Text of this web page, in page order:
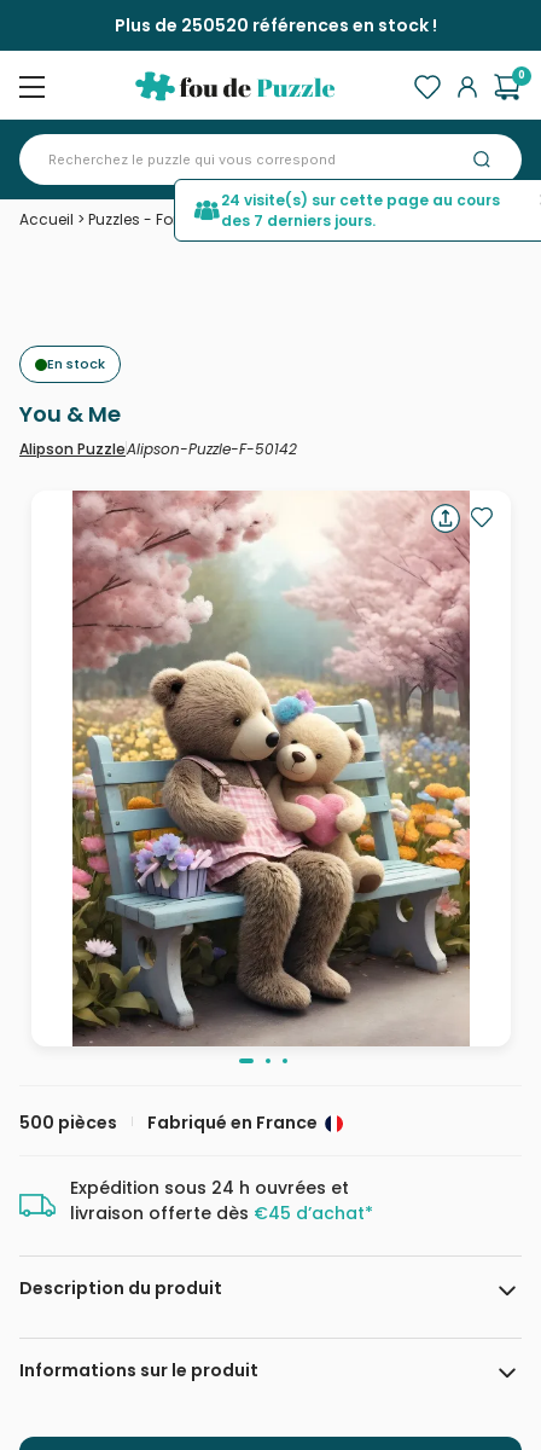
Plus de 250520 références en stock !
0
Accueil > Puzzles - Forêts, Fleurs et Jardins>You & Me
En stock
You & Me
Alipson PuzzleAlipson-Puzzle-F-50142
500 pièces Fabriqué en France
Expédition sous 24 h ouvrées et
livraison offerte dès €45 d’achat*
Description du produit
123RF
Informations sur le produit
Marque Alipson Puzzle
24 visite(s) sur cette page au cours
des 7 derniers jours.